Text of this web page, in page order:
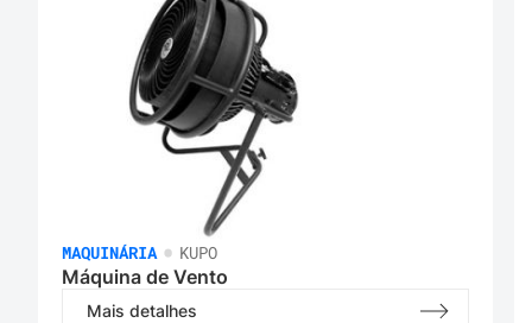
MAQUINÁRIA• KUPO
Máquina de Vento
Mais detalhes